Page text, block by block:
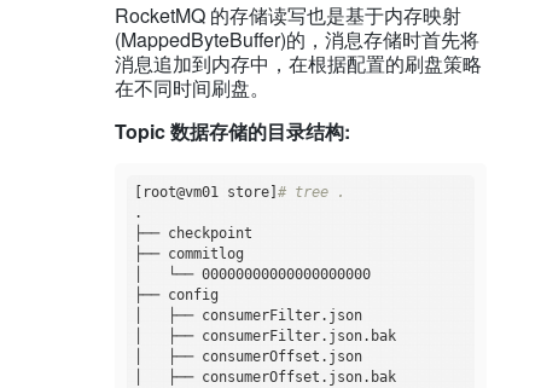
RocketMQ 的存储读写也是基于内存映射
(MappedByteBuffer)的，消息存储时首先将
消息追加到内存中，在根据配置的刷盘策略
在不同时间刷盘。
Topic 数据存储的目录结构:
[root@vm01 store] # tree .
.
├── checkpoint
├── commitlog
│   └── 00000000000000000000
├── config
│   ├── consumerFilter.json
│   ├── consumerFilter.json.bak
│   ├── consumerOffset.json
│   ├── consumerOffset.json.bak